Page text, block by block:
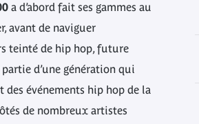
a d’abord fait ses gammes au
avant de naviguer
teinté de hip hop, future
d’une génération qui
des événements hip hop de la
de nombreux artistes